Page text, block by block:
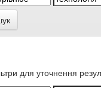
для уточнення